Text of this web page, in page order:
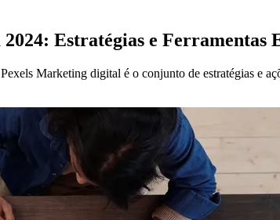
Estratégias e Ferramentas
Marketing digital é o conjunto de estratégias e